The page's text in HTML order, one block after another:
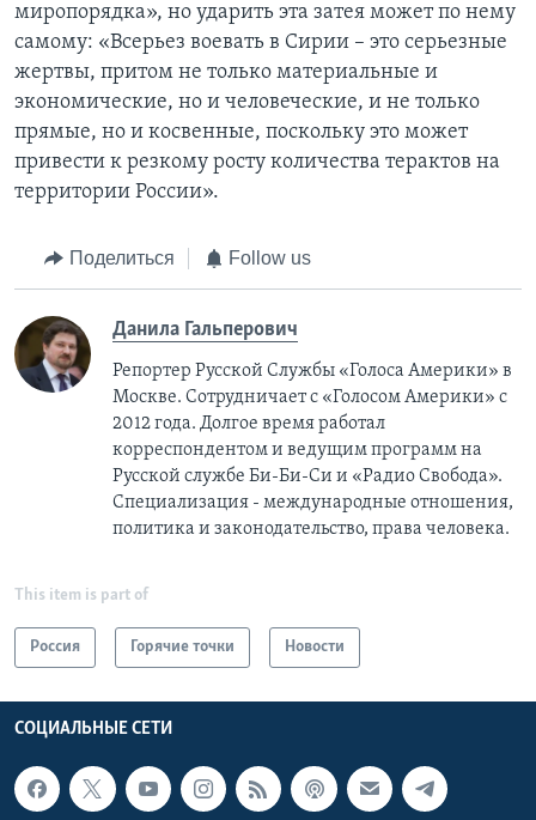
миропорядка», но ударить эта затея может по нему
самому: «Всерьез воевать в Сирии – это серьезные
жертвы, притом не только материальные и
экономические, но и человеческие, и не только
прямые, но и косвенные, поскольку это может
привести к резкому росту количества терактов на
территории России».
Поделиться Follow us
Данила Гальперович
Репортер Русской Службы «Голоса Америки» в
Москве. Сотрудничает с «Голосом Америки» с
2012 года. Долгое время работал
корреспондентом и ведущим программ на
Русской службе Би-Би-Си и «Радио Свобода».
Специализация - международные отношения,
политика и законодательство, права человека.
This item is part of
Россия Горячие точки Новости
СОЦИАЛЬНЫЕ СЕТИ